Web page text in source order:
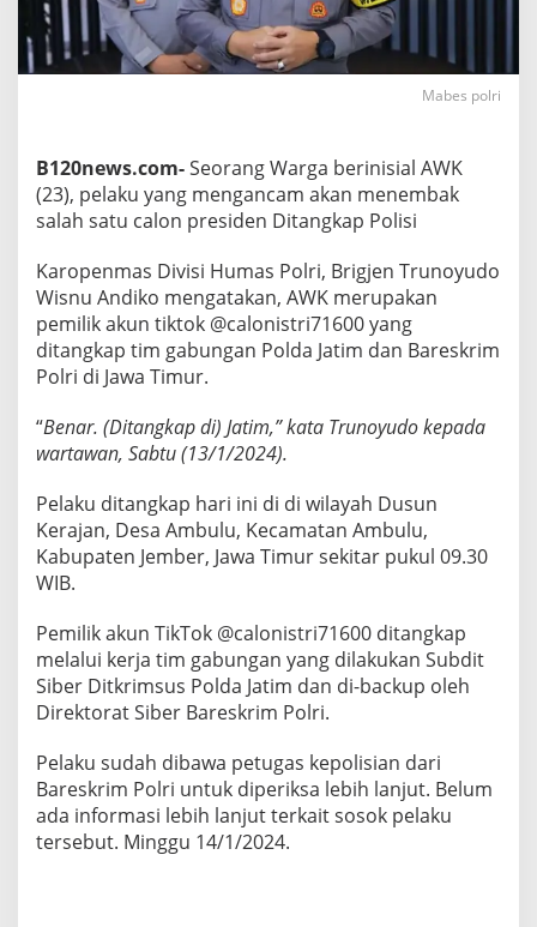
a
p
r
e
M
e
d
s
s
D
i
t
a
n
k
a
p
o
l
i
s
Mabes polri
B120news.com-Seorang Warga berinisial AWK
(23), pelaku yang mengancam akan menembak
salah satu calon presiden Ditangkap Polisi
Karopenmas Divisi Humas Polri, Brigjen Trunoyudo
Wisnu Andiko mengatakan, AWK merupakan
pemilik akun tiktok @calonistri71600 yang
ditangkap tim gabungan Polda Jatim dan Bareskrim
Polri di Jawa Timur.
“Benar. (Ditangkap di) Jatim,” kata Trunoyudo kepada
wartawan, Sabtu (13/1/2024).
Pelaku ditangkap hari ini di di wilayah Dusun
Kerajan, Desa Ambulu, Kecamatan Ambulu,
Kabupaten Jember, Jawa Timur sekitar pukul 09.30
WIB.
Pemilik akun TikTok @calonistri71600 ditangkap
melalui kerja tim gabungan yang dilakukan Subdit
Siber Ditkrimsus Polda Jatim dan di-backup oleh
Direktorat Siber Bareskrim Polri.
Pelaku sudah dibawa petugas kepolisian dari
Bareskrim Polri untuk diperiksa lebih lanjut. Belum
ada informasi lebih lanjut terkait sosok pelaku
tersebut. Minggu 14/1/2024.